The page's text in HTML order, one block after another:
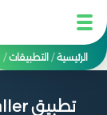
الرئيسية/ التطبيقات/